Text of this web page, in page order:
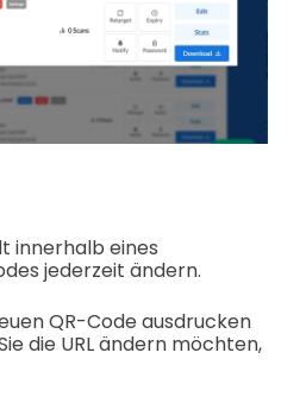
innerhalb eines
jederzeit ändern.
QR-Code ausdrucken
die URL ändern möchten,